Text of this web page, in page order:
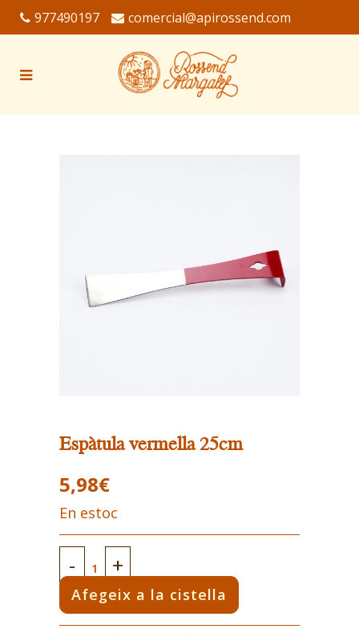
977490197 comercial@apirossend.com
Espàtula vermella 25cm
5,98€
En estoc
Espàtula
vermella
25cm
Afegeix a la cistella